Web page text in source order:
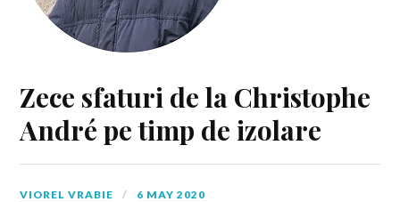
Zece sfaturi de la Christophe
André pe timp de izolare
VIOREL VRABIE 6 MAY 2020